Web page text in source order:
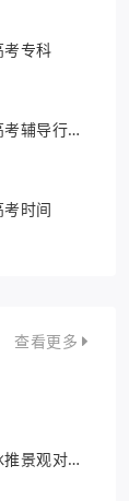
专科
辅导行业
时间
查看更多
景观对我